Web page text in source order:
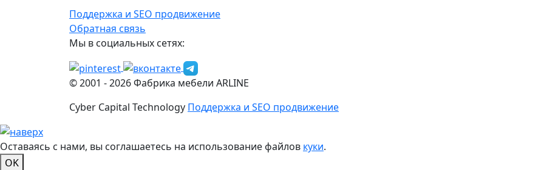
Поддержка и SEO продвижение
Обратная связь
Мы в социальных сетях:
© 2001 -2026Фабрика мебели ARLINE
Cyber Capital Technology Поддержка и SEO продвижение
Оставаясь с нами, вы соглашаетесь на использование файлов куки.
OK